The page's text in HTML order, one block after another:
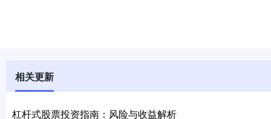
相关更新
杠杆式股票投资指南：风险与收益解析